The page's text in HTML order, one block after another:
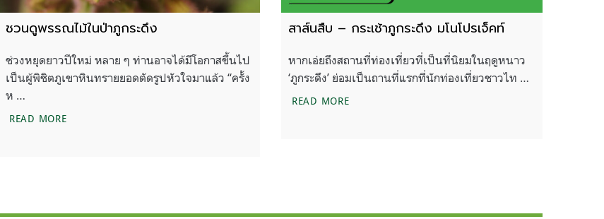
ชวนดูพรรณไม้ในป่าภูกระดึง
ช่วงหยุดยาวปีใหม่ หลาย ๆ ท่านอาจได้มีโอกาสขึ้นไป
เป็นผู้พิชิตภูเขาหินทรายยอดตัดรูปหัวใจมาแล้ว “ครั้ง
ห …
READ MOREชวนดูพรรณไม้ในป่าภูกระดึง
สาส์นสืบ – กระเช้าภูกระดึง มโนโปรเจ็คท์
หากเอ่ยถึงสถานที่ท่องเที่ยวที่เป็นที่นิยมในฤดูหนาว
‘ภูกระดึง’ ย่อมเป็นถานที่แรกที่นักท่องเที่ยวชาวไท …
READ MOREสาส์นสืบ – กระเช้าภูกระดึง มโนโปรเจ็คท์